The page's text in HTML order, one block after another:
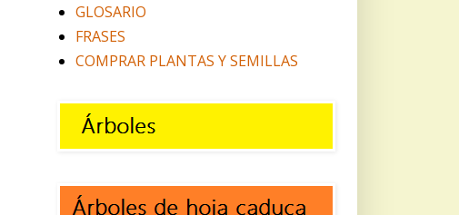
GLOSARIO
FRASES
COMPRAR PLANTAS Y SEMILLAS